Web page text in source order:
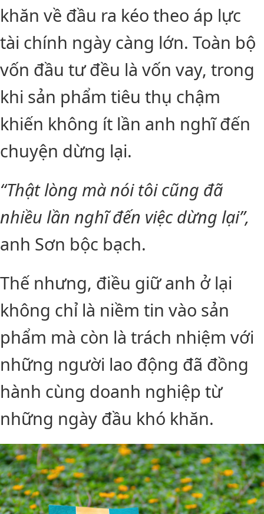
khăn về đầu ra kéo theo áp lực
tài chính ngày càng lớn. Toàn bộ
vốn đầu tư đều là vốn vay, trong
khi sản phẩm tiêu thụ chậm
khiến không ít lần anh nghĩ đến
chuyện dừng lại.
“Thật lòng mà nói tôi cũng đã
nhiều lần nghĩ đến việc dừng lại”,
anh Sơn bộc bạch.
Thế nhưng, điều giữ anh ở lại
không chỉ là niềm tin vào sản
phẩm mà còn là trách nhiệm với
những người lao động đã đồng
hành cùng doanh nghiệp từ
những ngày đầu khó khăn.